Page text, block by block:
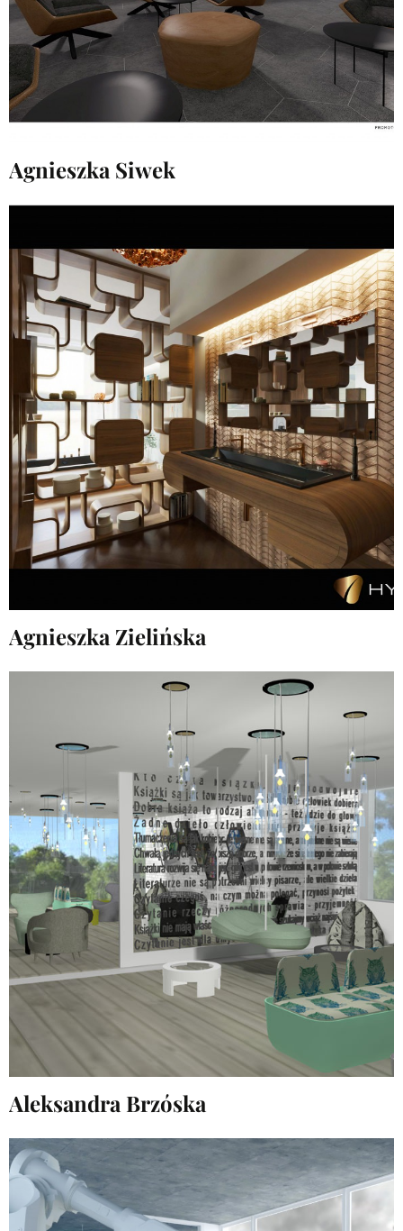
Agnieszka Siwek
Agnieszka Zielińska
Aleksandra Brzóska